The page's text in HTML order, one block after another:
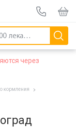
через
кормления